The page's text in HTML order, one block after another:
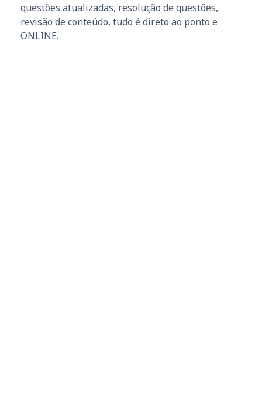
questões atualizadas, resolução de questões,
revisão de conteúdo, tudo é direto ao ponto e
ONLINE.